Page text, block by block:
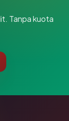
Tanpa kuota